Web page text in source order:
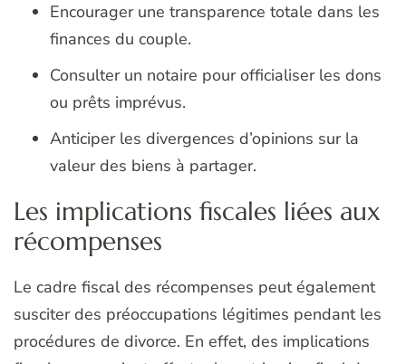
Encourager une transparence totale dans les
finances du couple.
Consulter un notaire pour officialiser les dons
ou prêts imprévus.
Anticiper les divergences d’opinions sur la
valeur des biens à partager.
Les implications fiscales liées aux
récompenses
Le cadre fiscal des récompenses peut également
susciter des préoccupations légitimes pendant les
procédures de divorce. En effet, des implications